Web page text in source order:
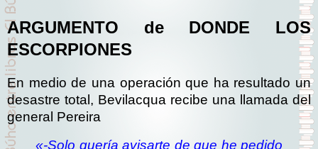
ARGUMENTO de DONDE LOS
ESCORPIONES
En medio de una operación que ha resultado un
desastre total, Bevilacqua recibe una llamada del
general Pereira
«-Solo quería avisarte de que he pedido